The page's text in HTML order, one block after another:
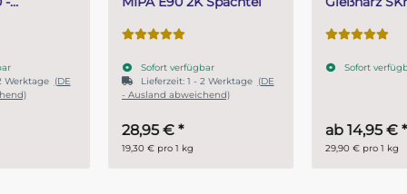
Lieferzeit:
1 - 2 Werktage(DE
- Ausland abweichend)